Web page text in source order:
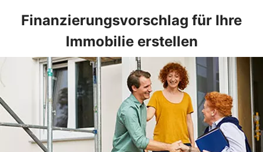
Finanzierungsvorschlag für Ihre
Immobilie erstellen